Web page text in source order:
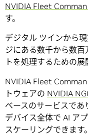
NVIDIA Fleet
す。
デジタル ツインから
ジにある数千から数
トを処理するための展
NVIDIA Fleet
トウェアの NVIDIA
ベースのサービスで
デバイス全体で AI ア
スケーリングできます。